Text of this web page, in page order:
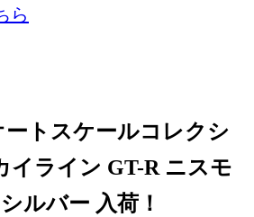
ら
ートスケールコレクシ
イライン GT-R ニスモ
ルバー 入荷！